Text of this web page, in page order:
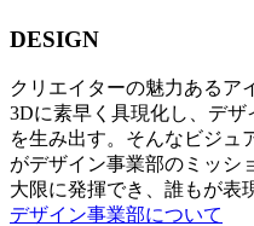
DESIGN
クリエイターの魅力あるア
3Dに素早く具現化し、デ
を生み出す。そんなビジュ
がデザイン事業部のミッシ
大限に発揮でき、誰もが表
デザイン事業部について